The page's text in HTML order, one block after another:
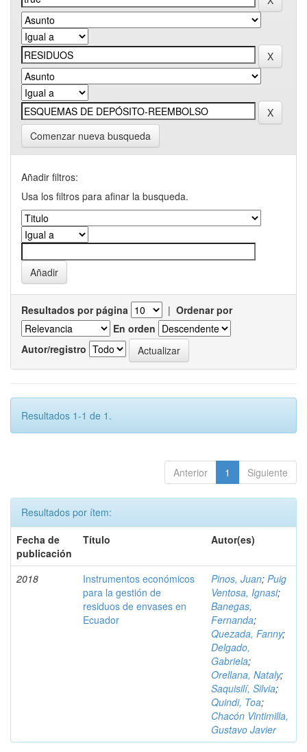
Comenzar nueva busqueda
Añadir filtros:
Usa los filtros para afinar la busqueda.
Resultados por página | Ordenar por
En orden
Autor/registro
Resultados 1-1 de 1.
Anterior 1 Siguiente
Resultados por ítem:
Fecha de
publicación
Título Autor(es)
2018
Instrumentos económicos
para la gestión de
residuos de envases en
Ecuador
Pinos, Juan; Puig
Ventosa, Ignasi;
Banegas,
Fernanda;
Quezada, Fanny;
Delgado,
Gabriela;
Orellana, Nataly;
Saquisilí, Silvia;
Quindi, Toa;
Chacón Vintimilla,
Gustavo Javier